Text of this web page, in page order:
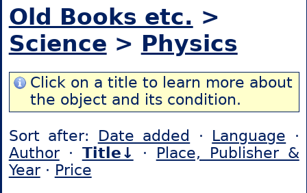
Old Books etc. >
Science > Physics
Click on a title to learn more about
the object and its condition.
Sort after: Date added · Language ·
Author· Title↓ · Place, Publisher &
Year· Price